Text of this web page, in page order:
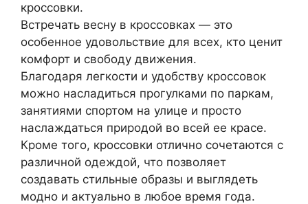
кроссовки.
Встречать весну в кроссовках — это
особенное удовольствие для всех, кто ценит
комфорт и свободу движения.
Благодаря легкости и удобству кроссовок
можно насладиться прогулками по паркам,
занятиями спортом на улице и просто
наслаждаться природой во всей ее красе.
Кроме того, кроссовки отлично сочетаются с
различной одеждой, что позволяет
создавать стильные образы и выглядеть
модно и актуально в любое время года.